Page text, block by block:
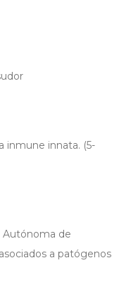
inmune innata. (5-
Autónoma de
a patógenos